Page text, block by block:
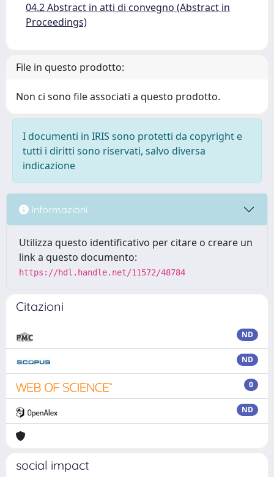
04.2 Abstract in atti di convegno (Abstract in
Proceedings)
File in questo prodotto:
Non ci sono file associati a questo prodotto.
I documenti in IRIS sono protetti da copyright e
tutti i diritti sono riservati, salvo diversa
indicazione
Informazioni
Utilizza questo identificativo per citare o creare un
link a questo documento:
https://hdl.handle.net/11572/48784
Citazioni
ND
ND
0
ND
social impact